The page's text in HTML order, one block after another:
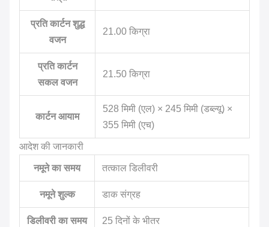
प्रति कार्टन शुद्ध
वजन
21.00 किग्रा
प्रति कार्टन
सकल वजन
21.50 किग्रा
कार्टन आयाम
528 मिमी (एल) × 245 मिमी (डब्ल्यू) ×
355 मिमी (एच)
आदेश की जानकारी
नमूने का समय तत्काल डिलीवरी
नमूने शुल्क डाक संग्रह
डिलीवरी का समय 25 दिनों के भीतर